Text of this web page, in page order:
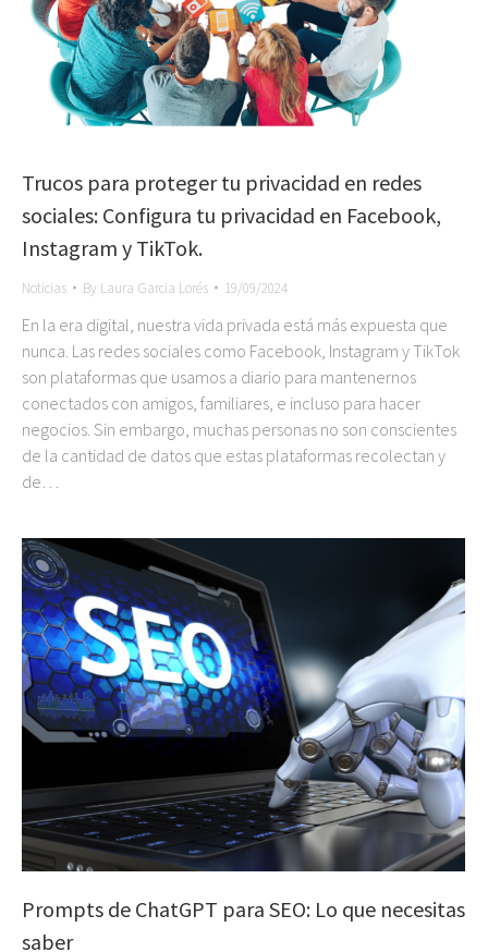
Trucos para proteger tu privacidad en redes
sociales: Configura tu privacidad en Facebook,
Instagram y TikTok.
Noticias By Laura Garcia Lorés 19/09/2024
En la era digital, nuestra vida privada está más expuesta que
nunca. Las redes sociales como Facebook, Instagram y TikTok
son plataformas que usamos a diario para mantenernos
conectados con amigos, familiares, e incluso para hacer
negocios. Sin embargo, muchas personas no son conscientes
de la cantidad de datos que estas plataformas recolectan y
de…
Prompts de ChatGPT para SEO: Lo que necesitas
saber